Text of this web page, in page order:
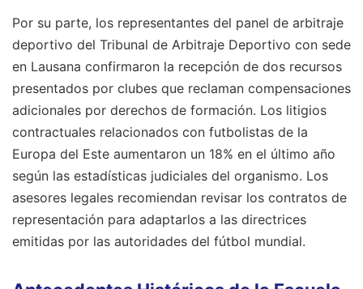
Por su parte, los representantes del panel de arbitraje
deportivo del Tribunal de Arbitraje Deportivo con sede
en Lausana confirmaron la recepción de dos recursos
presentados por clubes que reclaman compensaciones
adicionales por derechos de formación. Los litigios
contractuales relacionados con futbolistas de la
Europa del Este aumentaron un 18% en el último año
según las estadísticas judiciales del organismo. Los
asesores legales recomiendan revisar los contratos de
representación para adaptarlos a las directrices
emitidas por las autoridades del fútbol mundial.